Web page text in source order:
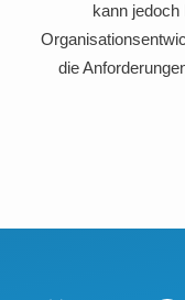
kann jedoch
die